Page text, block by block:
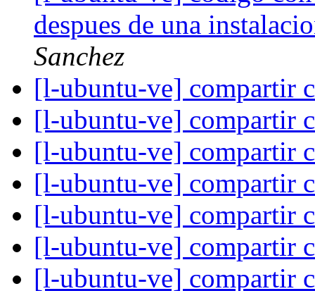
despues de una
Sanchez
[l-ubuntu-ve] compartir
[l-ubuntu-ve] compartir
[l-ubuntu-ve] compartir
[l-ubuntu-ve] compartir
[l-ubuntu-ve] compartir
[l-ubuntu-ve] compartir
[l-ubuntu-ve] compartir